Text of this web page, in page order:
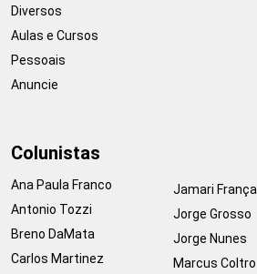
Diversos
Aulas e Cursos
Pessoais
Anuncie
Colunistas
Ana Paula Franco
Antonio Tozzi
Breno DaMata
Carlos Martinez
Jamari França
Jorge Grosso
Jorge Nunes
Marcus Coltro